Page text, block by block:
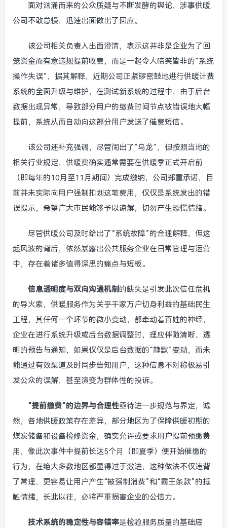
面对汹涌而来的公众质疑与不断发酵的舆论，涉事供暖
公司不敢怠慢，迅速出面做出了回应。
该公司相关负责人出面澄清，表示这并非是企业为了回
笼资金而有意违规提前收费，而是一起令人啼笑皆非的“系统
操作失误”，据其解释，近期公司正紧锣密鼓地进行供暖计费
系统的全面升级与维护，在测试新系统的过程中，由于后台
数据出现异常，导致部分用户的缴费时间节点被错误地大幅
提前，系统从而自动向这部分用户发送了催费短信。
该公司还补充强调，尽管闹出了“乌龙”，但按照当地的
相关行业规定，供暖费确实通常需要在供暖季正式开启前
（即每年的10月至11月期间）完成缴纳，公司郑重承诺，目
前并未实际向用户强制扣划这笔费用，仅仅是系统发出的错
误提示，希望广大市民能够予以谅解，切勿产生恐慌情绪。
尽管供暖公司及时给出了“系统故障”的合理解释，但这
起风波的背后，依然暴露出公共服务企业在日常管理与运营
中，存在着诸多值得深思的痛点与短板。
信息透明度与双向沟通机制的缺失是引发此次信任危机
的导火索，供暖服务作为关乎千家万户切身利益的基础民生
工程，其任何一个环节的微小变动，都牵动着百姓的神经，
企业在进行系统升级或后台数据调整时，理应伴随清晰、透
明的预告与通知，如果仅仅是后台数据的“静默”变动，而未
能通过有效渠道及时同步告知用户，这种信息不对称极易引
发公众的误解，甚至演变为群体性的投诉。
“提前缴费”的边界与合理性亟待进一步规范与界定，诚
然，各地供暖政策存在差异，部分地区为了保障供暖初期的
煤炭储备和设备检修资金，确实允许或要求用户提前预缴费
用，像此次事件中提前长达5个月（即夏季）便开始催缴的
行为，在绝大多数地区都显得过于激进，这种做法不仅违背
了常理，更容易让用户产生“被强制消费”和“霸王条款”的抵
触情绪，长此以往，必将严重损害企业的公信力。
技术系统的稳定性与容错率是检验服务质量的基础底